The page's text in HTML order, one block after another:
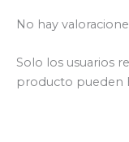
No hay
Solo los usuarios
producto pueden